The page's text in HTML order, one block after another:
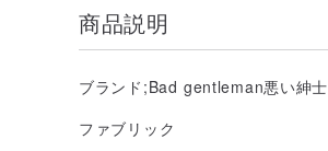
商品説明
ブランド;Bad gentleman悪い紳士
ファブリック